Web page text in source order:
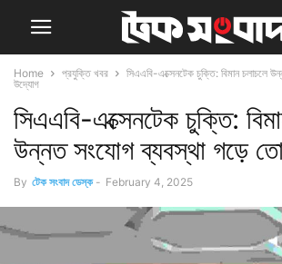
Home প্রযুক্তি খবর
সিএএবি-এক্সেনটেক চুক্তি: বিমান চলাচলে
উদ্যোগ
সিএএবি-এক্সেনটেক চুক্তি:
উন্নত সংযোগ ব্যবস্থা গড়ে
By টেক সংবাদ ডেস্ক - February 4, 2025